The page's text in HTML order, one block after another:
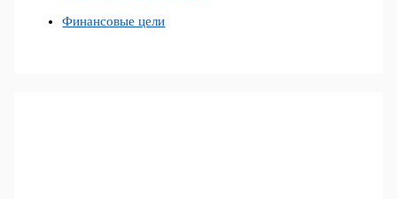
Финансовые цели